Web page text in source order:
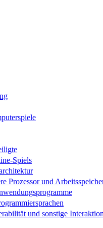
​Spiels
Prozessor und
und sonstige